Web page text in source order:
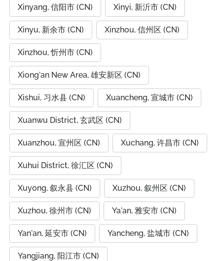
Xinyang, 信阳市 (CN) Xinyi, 新沂市 (CN)
Xinyu, 新余市 (CN) Xinzhou, 信州区 (CN)
Xinzhou, 忻州市 (CN)
Xiong'an New Area, 雄安新区 (CN)
Xishui, 习水县 (CN) Xuancheng, 宣城市 (CN)
Xuanwu District, 玄武区 (CN)
Xuanzhou, 宣州区 (CN) Xuchang, 许昌市 (CN)
Xuhui District, 徐汇区 (CN)
Xuyong, 叙永县 (CN) Xuzhou, 叙州区 (CN)
Xuzhou, 徐州市 (CN) Ya'an, 雅安市 (CN)
Yan'an, 延安市 (CN) Yancheng, 盐城市 (CN)
Yangjiang, 阳江市 (CN)